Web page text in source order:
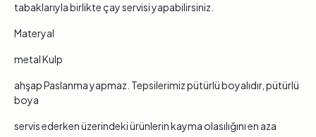
tabaklarıyla birlikte çay servisi yapabilirsiniz.
Materyal
metal Kulp
ahşap Paslanma yapmaz. Tepsilerimiz pütürlü boyalıdır, pütürlü
boya
servis ederken üzerindeki ürünlerin kayma olasılığını en aza